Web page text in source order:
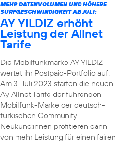
MEHR DATENVOLUMEN UND HÖHERE
SURFGESCHWINDIGKEIT AB JULI:
AY YILDIZ erhöht
Leistung der Allnet
Tarife
Die Mobilfunkmarke AY YILDIZ
wertet ihr Postpaid-Portfolio auf:
Am 3. Juli 2023 starten die neuen
Ay Allnet Tarife der führenden
Mobilfunk-Marke der deutsch-
türkischen Community.
Neukund:innen profitieren dann
von mehr Leistung für einen fairen